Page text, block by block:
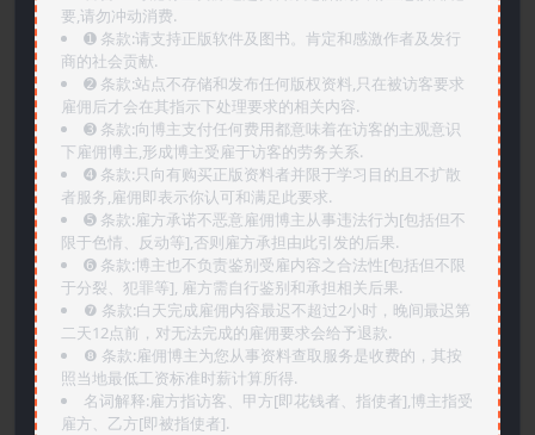
要,请勿冲动消费.
➊️ 条款:请支持正版软件及图书。肯定和感激作者及发行
商的社会贡献.
➋️ 条款:站点不存储和发布任何版权资料,只在被访客要求
雇佣后才会在其指示下处理要求的相关内容.
➌️ 条款:向博主支付任何费用都意味着在访客的主观意识
下雇佣博主,形成博主受雇于访客的劳务关系.
➍️ 条款:只向有购买正版资料者并限于学习目的且不扩散
者服务,雇佣即表示你认可和满足此要求.
➎ 条款:雇方承诺不恶意雇佣博主从事违法行为[包括但不
限于色情、反动等],否则雇方承担由此引发的后果.
➏️ 条款:博主也不负责鉴别受雇内容之合法性[包括但不限
于分裂、犯罪等], 雇方需自行鉴别和承担相关后果.
❼ 条款:白天完成雇佣内容最迟不超过2小时，晚间最迟第
二天12点前，对无法完成的雇佣要求会给予退款.
❽ 条款:雇佣博主为您从事资料查取服务是收费的，其按
照当地最低工资标准时薪计算所得.
名词解释:雇方指访客、甲方[即花钱者、指使者],博主指受
雇方、乙方[即被指使者].